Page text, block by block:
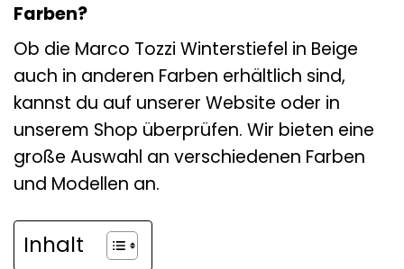
Farben?
Ob die Marco Tozzi Winterstiefel in Beige
auch in anderen Farben erhältlich sind,
kannst du auf unserer Website oder in
unserem Shop überprüfen. Wir bieten eine
große Auswahl an verschiedenen Farben
und Modellen an.
Inhalt